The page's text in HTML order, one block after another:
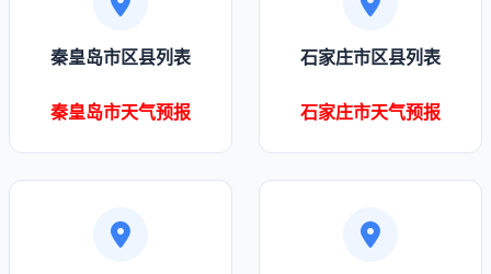
秦皇岛市区县列表
秦皇岛市天气预报
石家庄市区县列表
石家庄市天气预报